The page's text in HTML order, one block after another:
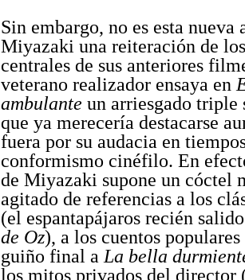
Sin embargo, no es esta nueva
Miyazaki una reiteración de
centrales de sus anteriores
veterano realizador ensaya en
ambulante un arriesgado triple
que ya merecería destacarse
fuera por su audacia en
conformismo cinéfilo. En
de Miyazaki supone un cóctel
agitado de referencias a los
(el espantapájaros recién
de Oz), a los cuentos
guiño final a La bella
los mitos privados del director